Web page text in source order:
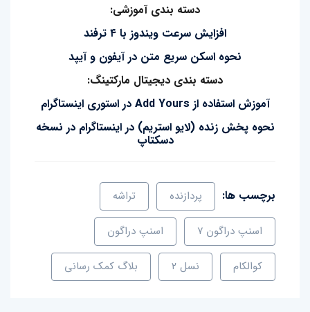
دسته بندی آموزشی:
افزایش سرعت ویندوز با ۴ ترفند
نحوه اسکن سریع متن در آیفون و آیپد
دسته بندی دیجیتال مارکتینگ:
آموزش استفاده از Add Yours در استوری اینستاگرام
نحوه پخش زنده (لایو استریم) در اینستاگرام در نسخه
دسکتاپ
برچسب ها: پردازنده تراشه
اسنپ‌ دراگون ۷ اسنپ‌ دراگون
کوالکام نسل ۲ بلاگ کمک رسانی